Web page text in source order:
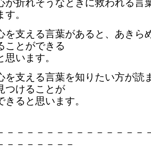
折れそうなときに救われる言
す。
支える言葉があると、あきら
ことができる
います。
支える言葉を知りたい方が読
つけることが
ると思います。
－－－－－－－－－－－－－－
－－－－－－－